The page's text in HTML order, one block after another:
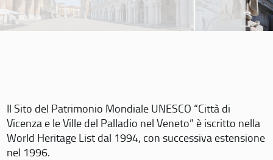
Il Sito del Patrimonio Mondiale UNESCO “Città di
Vicenza e le Ville del Palladio nel Veneto” è iscritto nella
World Heritage List dal 1994, con successiva estensione
nel 1996.